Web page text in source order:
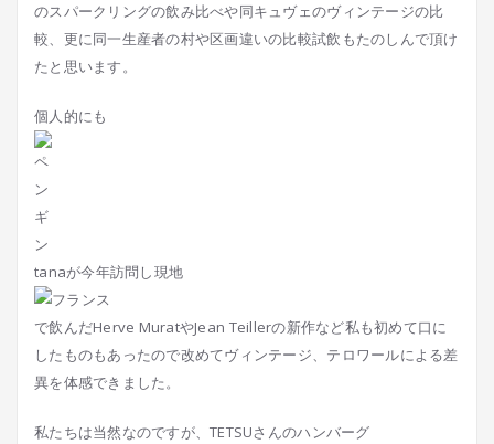
のスパークリングの飲み比べや同キュヴェのヴィンテージの比
較、更に同一生産者の村や区画違いの比較試飲もたのしんで頂け
たと思います。
個人的にも
tanaが今年訪問し現地
で飲んだHerve MuratやJean Teillerの新作など私も初めて口に
したものもあったので改めてヴィンテージ、テロワールによる差
異を体感できました。
私たちは当然なのですが、TETSUさんのハンバーグ